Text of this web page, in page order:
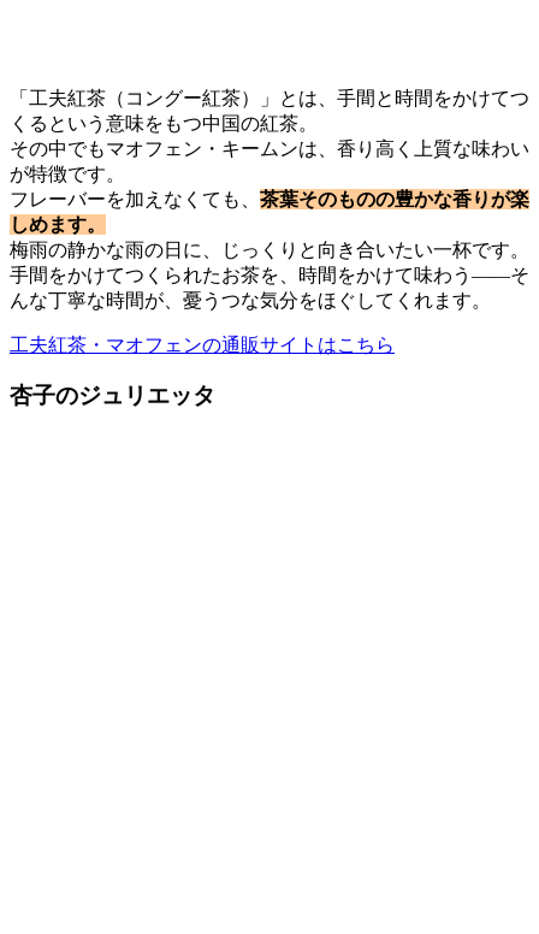
「工夫紅茶（コングー紅茶）」とは、手間と時間をかけてつ
くるという意味をもつ中国の紅茶。
その中でもマオフェン・キームンは、香り高く上質な味わい
が特徴です。
フレーバーを加えなくても、 茶葉そのものの豊かな香りが楽
しめます。
梅雨の静かな雨の日に、じっくりと向き合いたい一杯です。
手間をかけてつくられたお茶を、時間をかけて味わう——そ
んな丁寧な時間が、憂うつな気分をほぐしてくれます。
工夫紅茶・マオフェンの通販サイトはこちら
杏子のジュリエッタ